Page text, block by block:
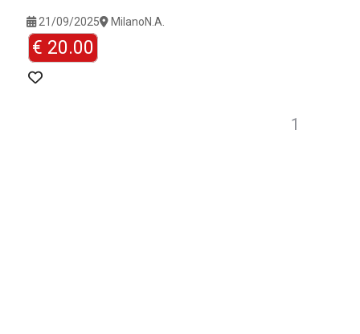
21/09/2025 MilanoN.A.
€ 20.00
1